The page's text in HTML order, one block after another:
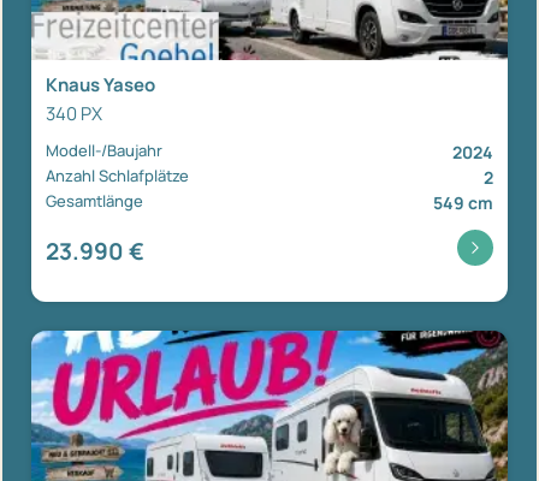
Knaus Yaseo
340 PX
Modell-/Baujahr 2024
Anzahl Schlafplätze 2
Gesamtlänge 549 cm
23.990 €